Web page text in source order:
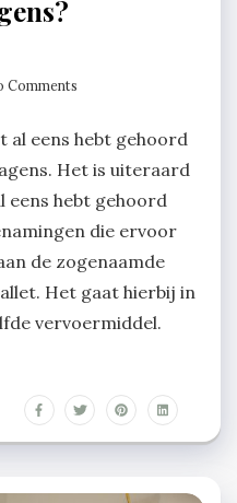
Comments
al eens hebt gehoord
Het is uiteraard
eens hebt gehoord
die ervoor
de zogenaamde
Het gaat hierbij in
vervoermiddel.